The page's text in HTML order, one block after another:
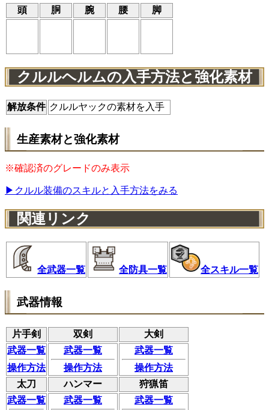
頭 胴 腕 腰 脚
クルルヘルムの入手方法と強化素材
解放条件 クルルヤックの素材を入手
生産素材と強化素材
※確認済のグレードのみ表示
▶クルル装備のスキルと入手方法をみる
関連リンク
全武器一覧 全防具一覧 全スキル一覧
武器情報
片手剣 双剣
大剣
武器一覧
操作方法
武器一覧
操作方法
武器一覧
操作方法
太刀
ハンマー
狩猟笛
武器一覧
武器一覧
武器一覧